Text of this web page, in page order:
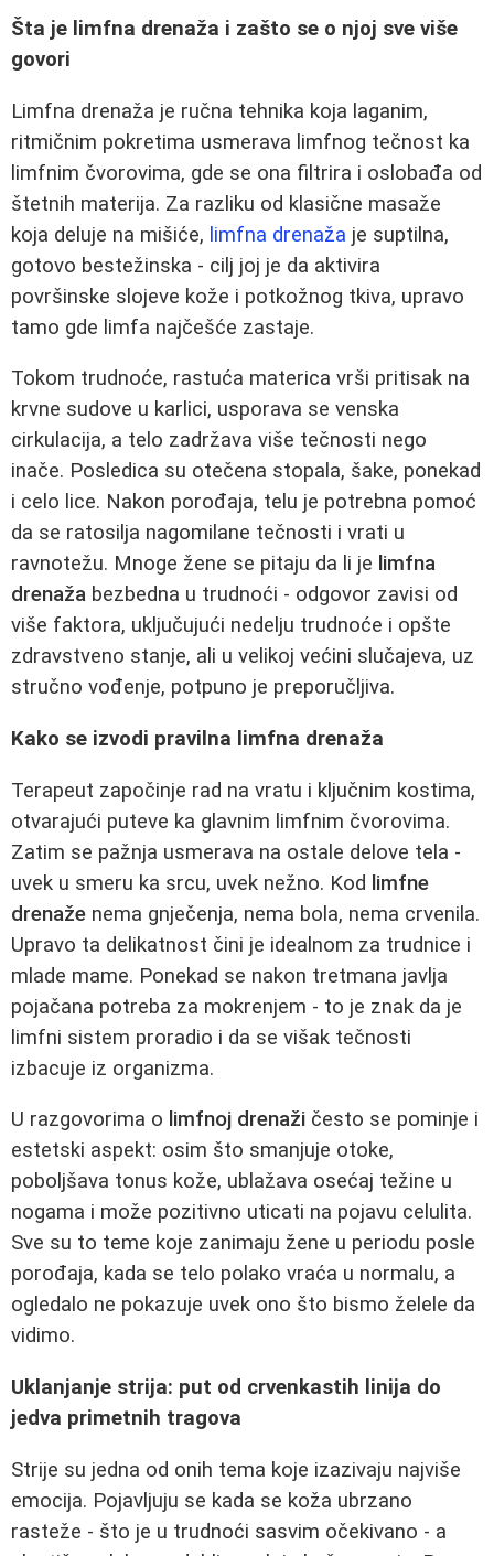
Šta je limfna drenaža i zašto se o njoj sve više
govori
Limfna drenaža je ručna tehnika koja laganim,
ritmičnim pokretima usmerava limfnog tečnost ka
limfnim čvorovima, gde se ona filtrira i oslobađa od
štetnih materija. Za razliku od klasične masaže
koja deluje na mišiće, limfna drenaža je suptilna,
gotovo bestežinska - cilj joj je da aktivira
površinske slojeve kože i potkožnog tkiva, upravo
tamo gde limfa najčešće zastaje.
Tokom trudnoće, rastuća materica vrši pritisak na
krvne sudove u karlici, usporava se venska
cirkulacija, a telo zadržava više tečnosti nego
inače. Posledica su otečena stopala, šake, ponekad
i celo lice. Nakon porođaja, telu je potrebna pomoć
da se ratosilja nagomilane tečnosti i vrati u
ravnotežu. Mnoge žene se pitaju da li je limfna
drenaža bezbedna u trudnoći - odgovor zavisi od
više faktora, uključujući nedelju trudnoće i opšte
zdravstveno stanje, ali u velikoj većini slučajeva, uz
stručno vođenje, potpuno je preporučljiva.
Kako se izvodi pravilna limfna drenaža
Terapeut započinje rad na vratu i ključnim kostima,
otvarajući puteve ka glavnim limfnim čvorovima.
Zatim se pažnja usmerava na ostale delove tela -
uvek u smeru ka srcu, uvek nežno. Kod limfne
drenaže nema gnječenja, nema bola, nema crvenila.
Upravo ta delikatnost čini je idealnom za trudnice i
mlade mame. Ponekad se nakon tretmana javlja
pojačana potreba za mokrenjem - to je znak da je
limfni sistem proradio i da se višak tečnosti
izbacuje iz organizma.
U razgovorima o limfnoj drenaži često se pominje i
estetski aspekt: osim što smanjuje otoke,
poboljšava tonus kože, ublažava osećaj težine u
nogama i može pozitivno uticati na pojavu celulita.
Sve su to teme koje zanimaju žene u periodu posle
porođaja, kada se telo polako vraća u normalu, a
ogledalo ne pokazuje uvek ono što bismo želele da
vidimo.
Uklanjanje strija: put od crvenkastih linija do
jedva primetnih tragova
Strije su jedna od onih tema koje izazivaju najviše
emocija. Pojavljuju se kada se koža ubrzano
rasteže - što je u trudnoći sasvim očekivano - a